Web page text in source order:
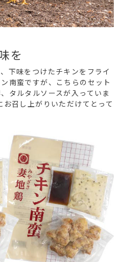
を
下味をつけたチキンをフライ
南蛮ですが、こちらのセット
タルタルソースが入っていま
召し上がりいただけてとって